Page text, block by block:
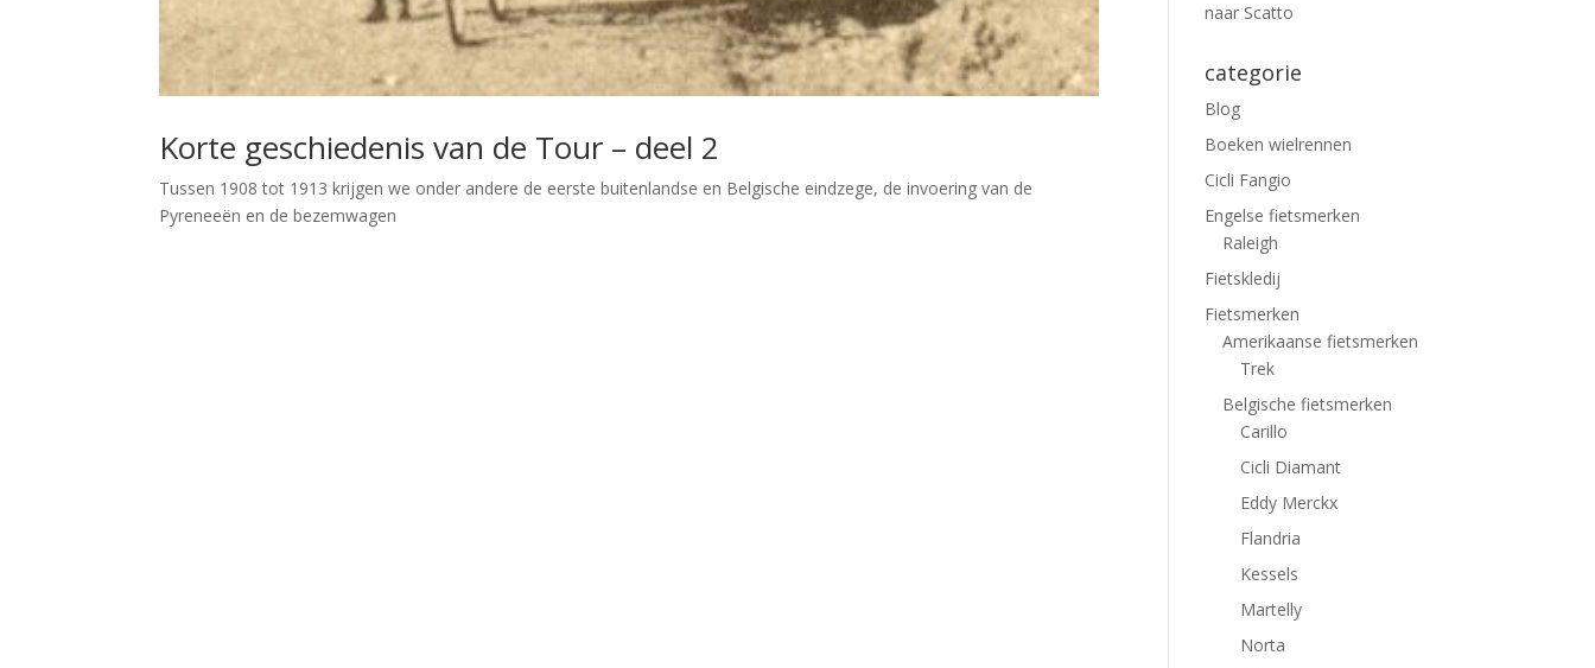
Korte geschiedenis van de Tour – deel 2
Tussen 1908 tot 1913 krijgen we onder andere de eerste buitenlandse en Belgische eindzege, de invoering van de
Pyreneeën en de bezemwagen
naar Scatto
categorie
Blog
Boeken wielrennen
Cicli Fangio
Engelse fietsmerken
Raleigh
Fietskledij
Fietsmerken
Amerikaanse fietsmerken
Trek
Belgische fietsmerken
Carillo
Cicli Diamant
Eddy Merckx
Flandria
Kessels
Martelly
Norta